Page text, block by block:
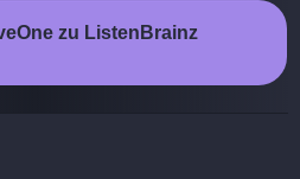
zu ListenBrainz